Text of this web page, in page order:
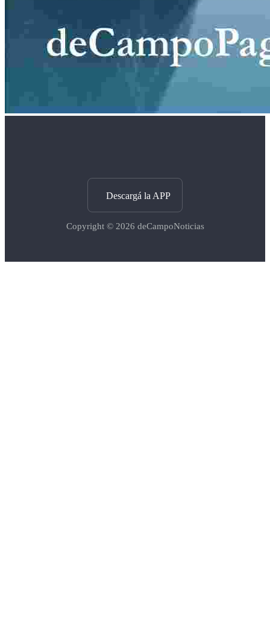
Descargá la APP
Copyright © 2026 deCampoNoticias